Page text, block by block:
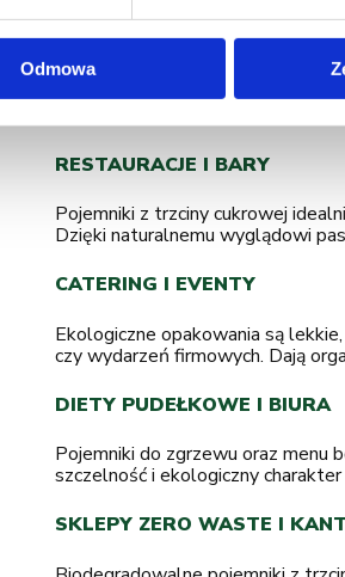
Odmowa
możliwości hermetycznego
utraty walorów smakowych.
pudełkowe.
RESTAURACJE I BARY
Pojemniki z trzciny cukrowej
Dzięki naturalnemu wyglądowi
CATERING I EVENTY
Ekologiczne opakowania są
czy wydarzeń firmowych. Dają
DIETY PUDEŁKOWE I BIURA
Pojemniki do zgrzewu oraz menu
szczelność i ekologiczny
SKLEPY ZERO WASTE I